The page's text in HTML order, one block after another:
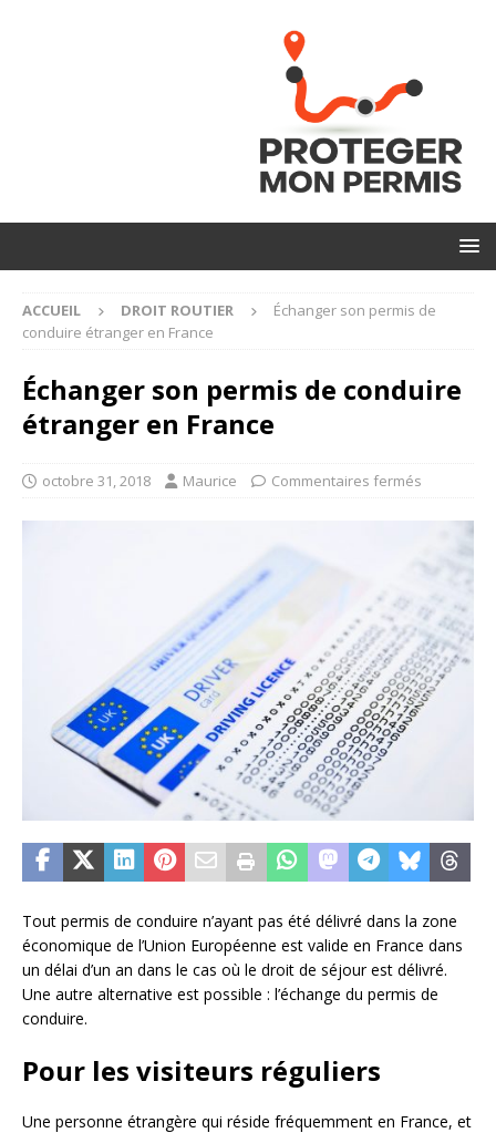
ACCUEIL DROIT ROUTIER
Échanger son permis de
conduire étranger en France
Échanger son permis de conduire
étranger en France
octobre 31, 2018 Maurice Commentaires fermés
Tout permis de conduire n’ayant pas été délivré dans la zone
économique de l’Union Européenne est valide en France dans
un délai d’un an dans le cas où le droit de séjour est délivré.
Une autre alternative est possible : l’échange du permis de
conduire.
Pour les visiteurs réguliers
Une personne étrangère qui réside fréquemment en France, et